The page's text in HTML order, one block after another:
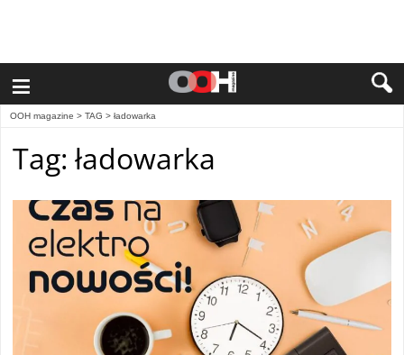
≡
OOH magazine > TAG > ładowarka
Tag: ładowarka